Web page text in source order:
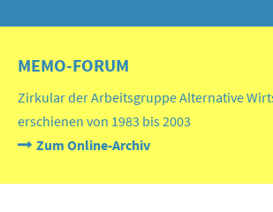
MEMO-FORUM
Zirkular der Arbeitsgruppe Alternative
erschienen von 1983 bis 2003
Zum Online-Archiv